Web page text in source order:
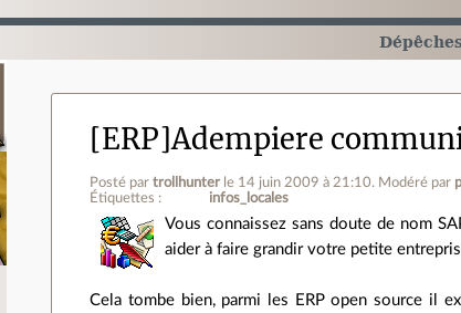
[ERP]Adempiere
Posté partrollhunter le 14 juin 2009 à 21:10. Modéré par
Étiquettes :
infos_locales
Vous connaissez sans doute de nom
aider à faire grandir votre petite
Cela tombe bien, parmi les ERP open source il